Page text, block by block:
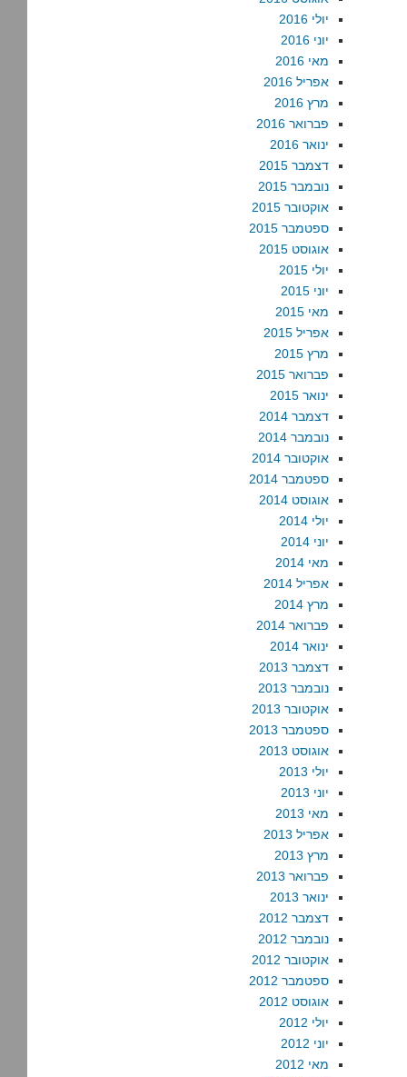
יולי 2016
יוני 2016
מאי 2016
אפריל 2016
מרץ 2016
פברואר 2016
ינואר 2016
דצמבר 2015
נובמבר 2015
אוקטובר 2015
ספטמבר 2015
אוגוסט 2015
יולי 2015
יוני 2015
מאי 2015
אפריל 2015
מרץ 2015
פברואר 2015
ינואר 2015
דצמבר 2014
נובמבר 2014
אוקטובר 2014
ספטמבר 2014
אוגוסט 2014
יולי 2014
יוני 2014
מאי 2014
אפריל 2014
מרץ 2014
פברואר 2014
ינואר 2014
דצמבר 2013
נובמבר 2013
אוקטובר 2013
ספטמבר 2013
אוגוסט 2013
יולי 2013
יוני 2013
מאי 2013
אפריל 2013
מרץ 2013
פברואר 2013
ינואר 2013
דצמבר 2012
נובמבר 2012
אוקטובר 2012
ספטמבר 2012
אוגוסט 2012
יולי 2012
יוני 2012
מאי 2012